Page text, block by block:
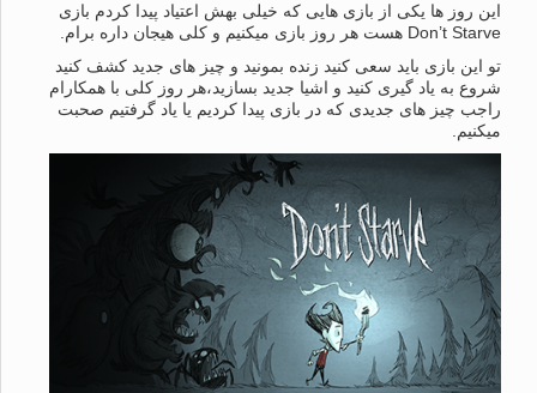
این روز ها یکی از بازی هایی که خیلی بهش اعتیاد پیدا کردم بازی
Don’t Starve هست هر روز بازی میکنیم و کلی هیجان داره برام.
تو این بازی باید سعی کنید زنده بمونید و چیز های جدید کشف کنید
شروع به یاد گیری کنید و اشیا جدید بسازید،هر روز کلی با همکارام
راجب چیز های جدیدی که در بازی پیدا کردیم یا یاد گرفتیم صحبت
میکنیم.